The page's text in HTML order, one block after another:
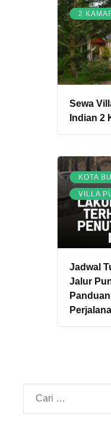
2
Sewa
Indian 2
KOTA
VILLA
Jadwal
Jalur
Cari
untuk: